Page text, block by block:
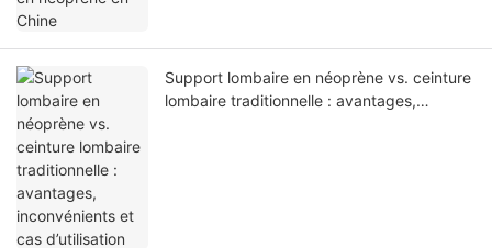
Support lombaire en néoprène vs. ceinture
lombaire traditionnelle : avantages,